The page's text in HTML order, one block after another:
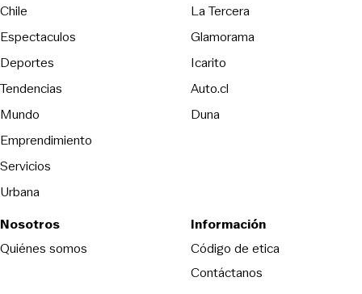
Chile
Espectaculos
Deportes
Tendencias
Mundo
Emprendimiento
Servicios
Urbana
La TerceraOpens in new
Glamorama
Icarito
Auto.cl
DunaOpens in new window
Nosotros
Quiénes somos
Información
Código de eticaOpens in new
Contáctanos